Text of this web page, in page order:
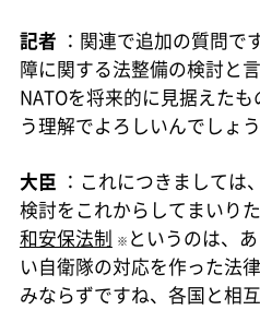
記者 ：関連で追加の質問で
障に関する法整備の検討と
NATOを将来的に見据えた
う理解でよろしいんでしょう
大臣 ：これにつきましては
検討をこれからしてまいり
和安保法制 ※ というのは、
い自衛隊の対応を作った法
みならずですね、各国と相